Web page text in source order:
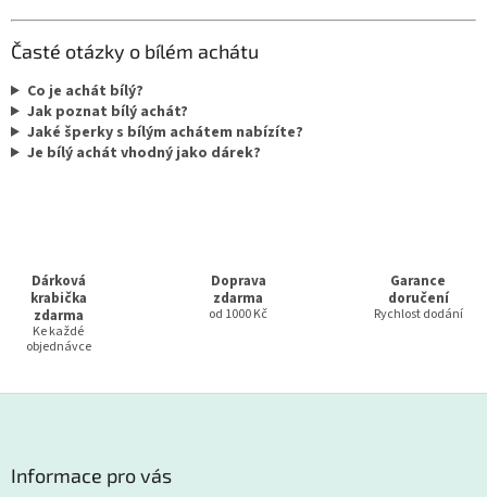
Časté otázky o bílém achátu
Co je achát bílý?
Jak poznat bílý achát?
Jaké šperky s bílým achátem nabízíte?
Je bílý achát vhodný jako dárek?
Dárková
krabička
zdarma
Ke každé
objednávce
Doprava
zdarma
od 1000 Kč
Garance
doručení
Rychlost dodání
Informace pro vás